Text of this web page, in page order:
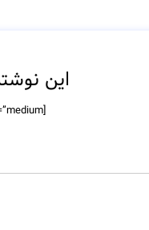
این
[yasr_visitor_votes size=”medium”]